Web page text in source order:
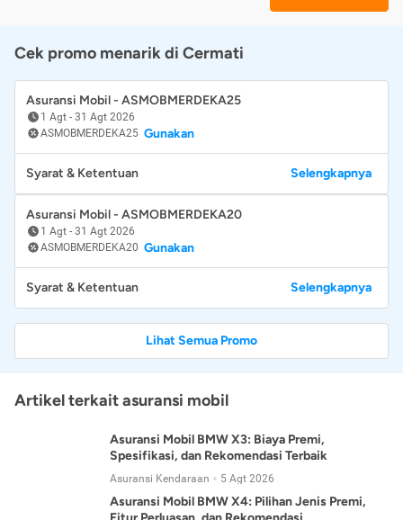
Cek promo menarik di Cermati
Asuransi Mobil - ASMOBMERDEKA25
1 Agt - 31 Agt 2026
ASMOBMERDEKA25 Gunakan
Syarat & Ketentuan Selengkapnya
Asuransi Mobil - ASMOBMERDEKA20
1 Agt - 31 Agt 2026
ASMOBMERDEKA20 Gunakan
Syarat & Ketentuan Selengkapnya
Lihat Semua Promo
Artikel terkait asuransi mobil
Asuransi Mobil BMW X3: Biaya Premi,
Spesifikasi, dan Rekomendasi Terbaik
Asuransi Kendaraan 5 Agt 2026
Asuransi Mobil BMW X4: Pilihan Jenis Premi,